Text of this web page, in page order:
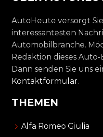
AutoHeute versorgt
interessantesten
Automobilbranche.
Redaktion dieses
Dann senden Sie uns
Kontaktformular.
THEMEN
Alfa Romeo Giulia